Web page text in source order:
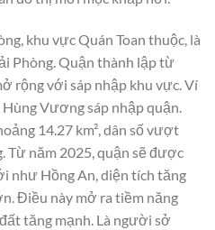
khu vực Quán Toan thuộc, là
Phòng. Quận thành lập từ
rộng với sáp nhập khu vực. Ví
Hùng Vương sáp nhập quận.
14.27 km², dân số vượt
Từ năm 2025, quận sẽ được
như Hồng An, diện tích tăng
Điều này mở ra tiềm năng
tăng mạnh. Là người sở